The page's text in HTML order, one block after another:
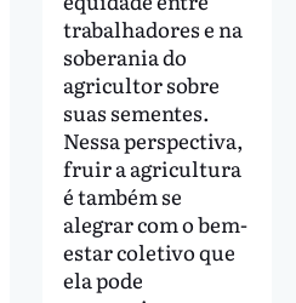
trabalhadores e na
soberania do
agricultor sobre
suas sementes.
Nessa perspectiva,
fruir a agricultura
é também se
alegrar com o bem-
estar coletivo que
ela pode